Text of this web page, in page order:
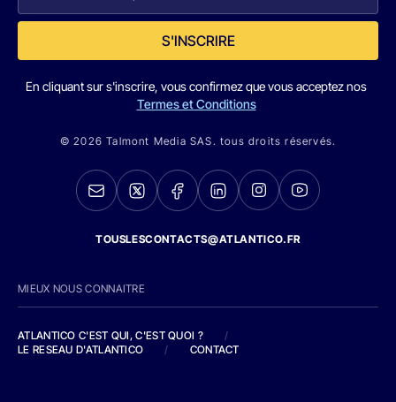
S'INSCRIRE
En cliquant sur s'inscrire, vous confirmez que vous acceptez nos
Termes et Conditions
© 2026 Talmont Media SAS. tous droits réservés.
TOUSLESCONTACTS@ATLANTICO.FR
MIEUX NOUS CONNAITRE
ATLANTICO C'EST QUI, C'EST QUOI ?
/
LE RESEAU D'ATLANTICO
/ CONTACT